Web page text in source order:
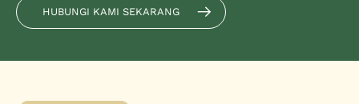
HUBUNGI KAMI SEKARANG